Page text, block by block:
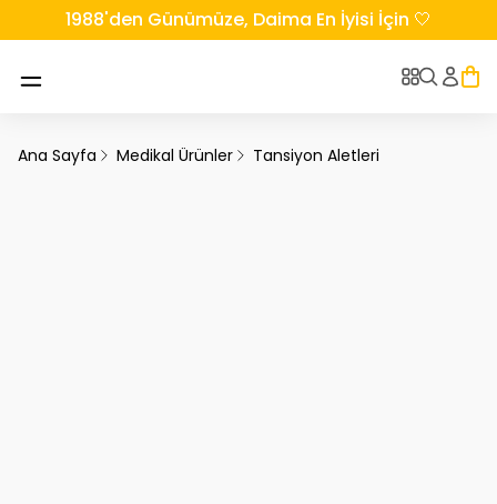
1988'den Günümüze, Daima En İyisi İçin 🤍
Ana Sayfa Medikal Ürünler Tansiyon Aletleri